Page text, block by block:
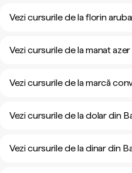
Vezi cursurile de la florin
Vezi cursurile de la manat
Vezi cursurile de la marcă
Vezi cursurile de la dolar din
Vezi cursurile de la dinar din